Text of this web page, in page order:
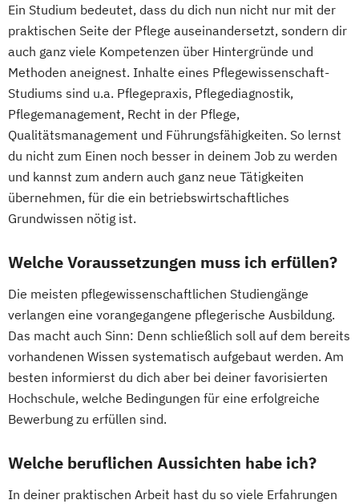
Ein Studium bedeutet, dass du dich nun nicht nur mit der
praktischen Seite der Pflege auseinandersetzt, sondern dir
auch ganz viele Kompetenzen über Hintergründe und
Methoden aneignest. Inhalte eines Pflegewissenschaft-
Studiums sind u.a. Pflegepraxis, Pflegediagnostik,
Pflegemanagement, Recht in der Pflege,
Qualitätsmanagement und Führungsfähigkeiten. So lernst
du nicht zum Einen noch besser in deinem Job zu werden
und kannst zum andern auch ganz neue Tätigkeiten
übernehmen, für die ein betriebswirtschaftliches
Grundwissen nötig ist.
Welche Voraussetzungen muss ich erfüllen?
Die meisten pflegewissenschaftlichen Studiengänge
verlangen eine vorangegangene pflegerische Ausbildung.
Das macht auch Sinn: Denn schließlich soll auf dem bereits
vorhandenen Wissen systematisch aufgebaut werden. Am
besten informierst du dich aber bei deiner favorisierten
Hochschule, welche Bedingungen für eine erfolgreiche
Bewerbung zu erfüllen sind.
Welche beruflichen Aussichten habe ich?
In deiner praktischen Arbeit hast du so viele Erfahrungen